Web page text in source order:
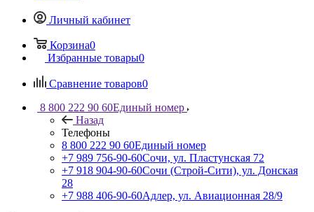
Личный кабинет
Корзина0
Избранные товары0
Сравнение товаров0
8 800 222 90 60Единый номер
Назад
Телефоны
8 800 222 90 60Единый номер
+7 989 756-90-60Сочи, ул. Пластунская 72
+7 918 904-90-60Сочи (Строй-Сити), ул. Донская
28
+7 988 406-90-60Адлер, ул. Авиационная 28/9